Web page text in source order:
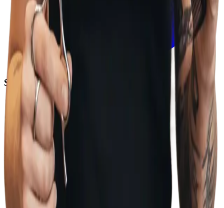
Services
Enfants
Barbe
Barbe & Cheveux
Cheveux
Boutique
Informations
Conditions générales
Politique de confidentialité
FAQs